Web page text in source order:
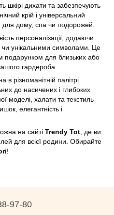
шкірі дихати та забезпечують
крій і універсальний
для дому, спа чи подорожей.
персоналізації, додаючи
унікальними символами. Це
подарунком для близьких або
гардероба.
в різноманітній палітрі
до насичених і глибоких
моделі, халати та текстиль
елегантність і
на сайті Trendy Tot , де ви
для всієї родини. Обирайте
!
97-80